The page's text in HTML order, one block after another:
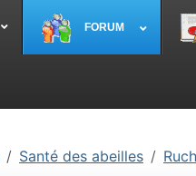
FORUM
Santé des abeilles